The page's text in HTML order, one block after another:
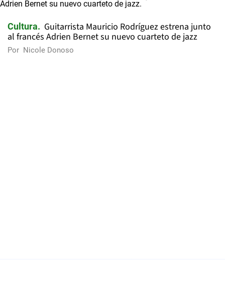
Cultura
Guitarrista Mauricio Rodríguez estrena junto
al francés Adrien Bernet su nuevo cuarteto de jazz
Por Nicole Donoso